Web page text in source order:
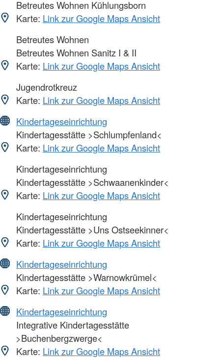
Betreutes Wohnen Kühlungsborn
Karte: Link zur Google Maps Ansicht
Betreutes Wohnen
Betreutes Wohnen Sanitz I & II
Karte: Link zur Google Maps Ansicht
Jugendrotkreuz
Karte: Link zur Google Maps Ansicht
Kindertageseinrichtung
Kindertagesstätte >Schlumpfenland<
Karte: Link zur Google Maps Ansicht
Kindertageseinrichtung
Kindertagesstätte >Schwaanenkinder<
Karte: Link zur Google Maps Ansicht
Kindertageseinrichtung
Kindertagesstätte >Uns Ostseekinner<
Karte: Link zur Google Maps Ansicht
Kindertageseinrichtung
Kindertagesstätte >Warnowkrümel<
Karte: Link zur Google Maps Ansicht
Kindertageseinrichtung
Integrative Kindertagesstätte
>Buchenbergzwerge<
Karte: Link zur Google Maps Ansicht